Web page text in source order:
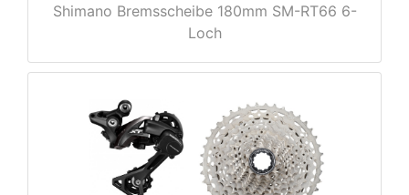
Shimano Bremsscheibe 180mm SM-RT66 6-
Loch